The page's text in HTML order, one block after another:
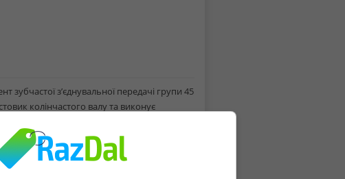
з’єднувальної передачі групи 45
колінчастого валу та виконує
та довговічністю навіть при значних
вузла, що особливо важливо